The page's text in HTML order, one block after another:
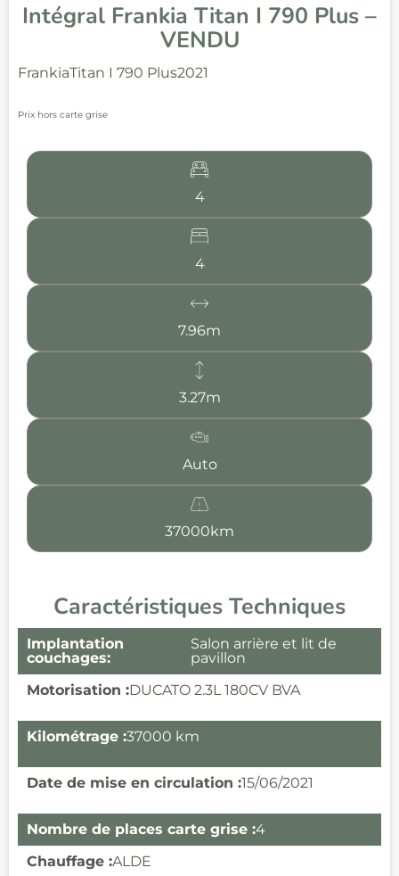
Intégral Frankia Titan I 790 Plus –
VENDU
FrankiaTitan I 790 Plus2021
Prix hors carte grise
4
4
7.96m
3.27m
Auto
37000km
Caractéristiques Techniques
Implantation
couchages:
Salon arrière et lit de
pavillon
Motorisation :DUCATO 2.3L 180CV BVA
Kilométrage :37000 km
Date de mise en circulation :15/06/2021
Nombre de places carte grise :4
Chauffage :ALDE